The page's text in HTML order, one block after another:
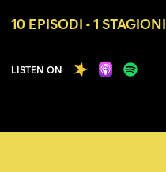
10 EPISODI - 1 STAGIONI
LISTEN ON SpreakerApple Podcast
Spotify